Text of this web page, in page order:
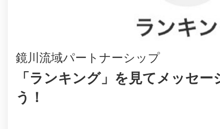
鏡川流域パートナーシップ
「ランキング」を見てメッセー
う！